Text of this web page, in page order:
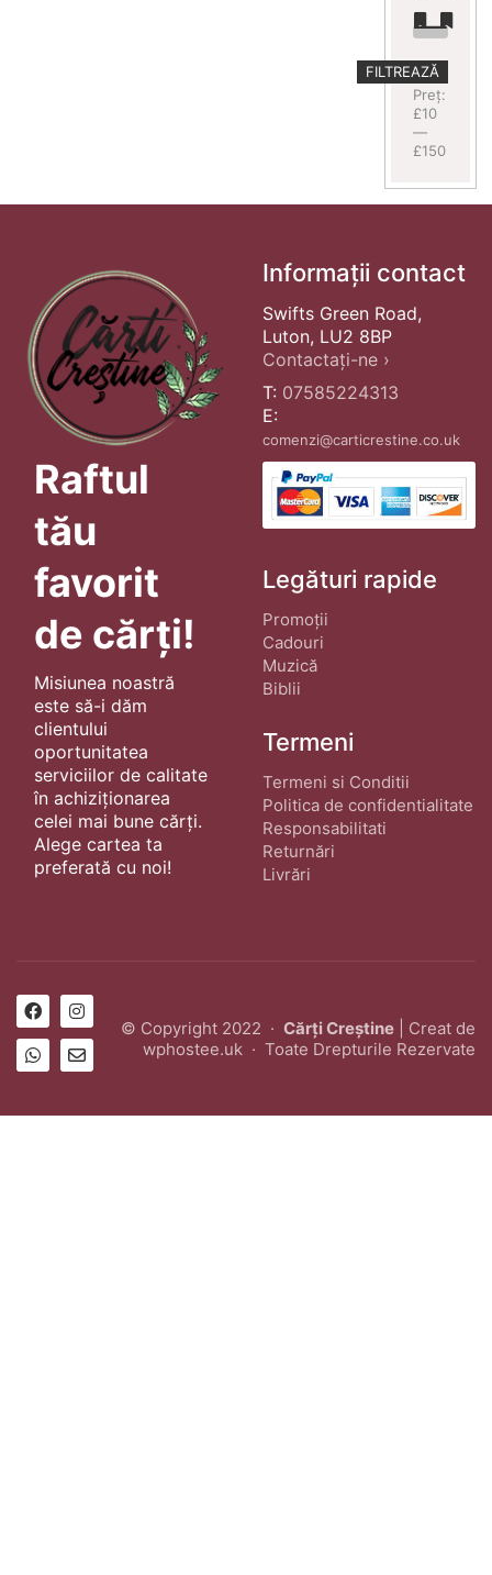
Preț
minim
Preț
maxim
FILTREAZĂ
Preț:
£10
—
£150
Raftul
tău
favorit
de cărți!
Misiunea noastră
este să-i dăm
clientului
oportunitatea
serviciilor de calitate
în achiziționarea
celei mai bune cărți.
Alege cartea ta
preferată cu noi!
Informații contact
Swifts Green Road,
Luton, LU2 8BP
Contactați-ne ›
T: 07585224313
E:
comenzi@carticrestine.co.uk
Legături rapide
Promoții
Cadouri
Muzică
Biblii
Termeni
Termeni si Conditii
Politica de confidentialitate
Responsabilitati
Returnări
Livrări
© Copyright 2022 · Cărți Creștine | Creat de
wphostee.uk · Toate Drepturile Rezervate